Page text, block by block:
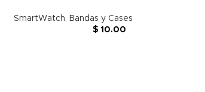
SmartWatch, Bandas y Cases
$10.00